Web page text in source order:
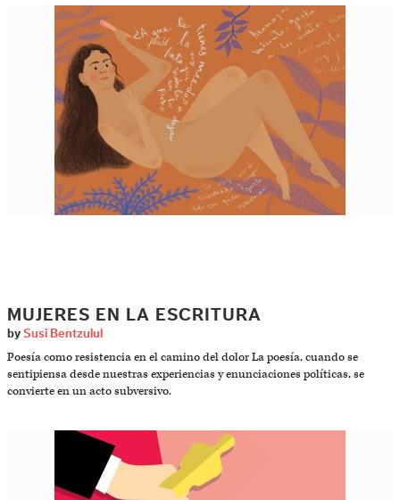
MUJERES EN LA ESCRITURA
by Susi Bentzulul
Poesía como resistencia en el camino del dolor La poesía, cuando se
sentipiensa desde nuestras experiencias y enunciaciones políticas, se
convierte en un acto subversivo.